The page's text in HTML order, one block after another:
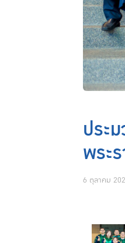
ประ
พระ
6 ตุลาคม